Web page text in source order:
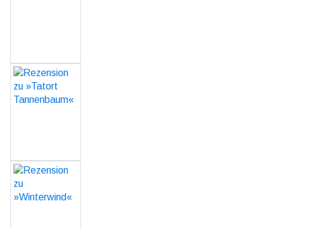
Rezension zu
»Tatort
Tannenbaum«
Rezension zu
»Winterwind«